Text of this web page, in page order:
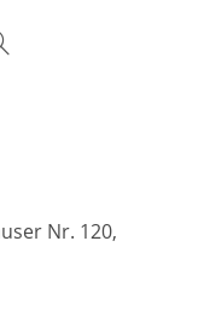
Nr. 120,